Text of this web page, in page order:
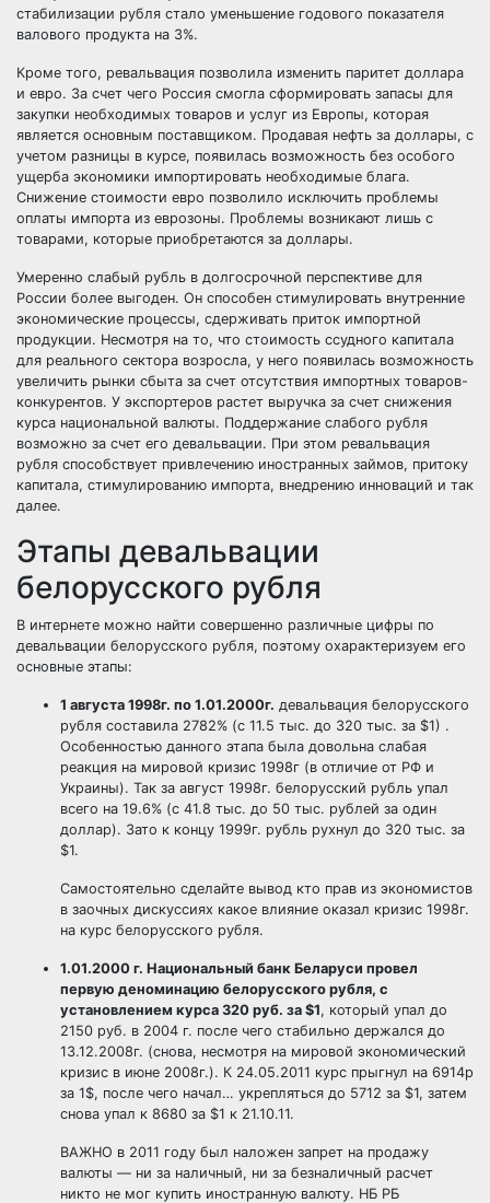
стабилизации рубля стало уменьшение годового показателя
валового продукта на 3%.
Кроме того, ревальвация позволила изменить паритет доллара
и евро. За счет чего Россия смогла сформировать запасы для
закупки необходимых товаров и услуг из Европы, которая
является основным поставщиком. Продавая нефть за доллары, с
учетом разницы в курсе, появилась возможность без особого
ущерба экономики импортировать необходимые блага.
Снижение стоимости евро позволило исключить проблемы
оплаты импорта из еврозоны. Проблемы возникают лишь с
товарами, которые приобретаются за доллары.
Умеренно слабый рубль в долгосрочной перспективе для
России более выгоден. Он способен стимулировать внутренние
экономические процессы, сдерживать приток импортной
продукции. Несмотря на то, что стоимость ссудного капитала
для реального сектора возросла, у него появилась возможность
увеличить рынки сбыта за счет отсутствия импортных товаров-
конкурентов. У экспортеров растет выручка за счет снижения
курса национальной валюты. Поддержание слабого рубля
возможно за счет его девальвации. При этом ревальвация
рубля способствует привлечению иностранных займов, притоку
капитала, стимулированию импорта, внедрению инноваций и так
далее.
Этапы девальвации
белорусского рубля
В интернете можно найти совершенно различные цифры по
девальвации белорусского рубля, поэтому охарактеризуем его
основные этапы:
1 августа 1998г. по 1.01.2000г. девальвация белорусского
рубля составила 2782% (с 11.5 тыс. до 320 тыс. за $1) .
Особенностью данного этапа была довольна слабая
реакция на мировой кризис 1998г (в отличие от РФ и
Украины). Так за август 1998г. белорусский рубль упал
всего на 19.6% (с 41.8 тыс. до 50 тыс. рублей за один
доллар). Зато к концу 1999г. рубль рухнул до 320 тыс. за
$1.
Самостоятельно сделайте вывод кто прав из экономистов
в заочных дискуссиях какое влияние оказал кризис 1998г.
на курс белорусского рубля.
1.01.2000 г. Национальный банк Беларуси провел
первую деноминацию белорусского рубля, с
установлением курса 320 руб. за $1, который упал до
2150 руб. в 2004 г. после чего стабильно держался до
13.12.2008г. (снова, несмотря на мировой экономический
кризис в июне 2008г.). К 24.05.2011 курс прыгнул на 6914р
за 1$, после чего начал… укрепляться до 5712 за $1, затем
снова упал к 8680 за $1 к 21.10.11.
ВАЖНО в 2011 году был наложен запрет на продажу
валюты — ни за наличный, ни за безналичный расчет
никто не мог купить иностранную валюту. НБ РБ